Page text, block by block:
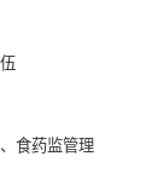
食药监管理